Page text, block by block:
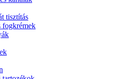
tisztítás
fogkrémek